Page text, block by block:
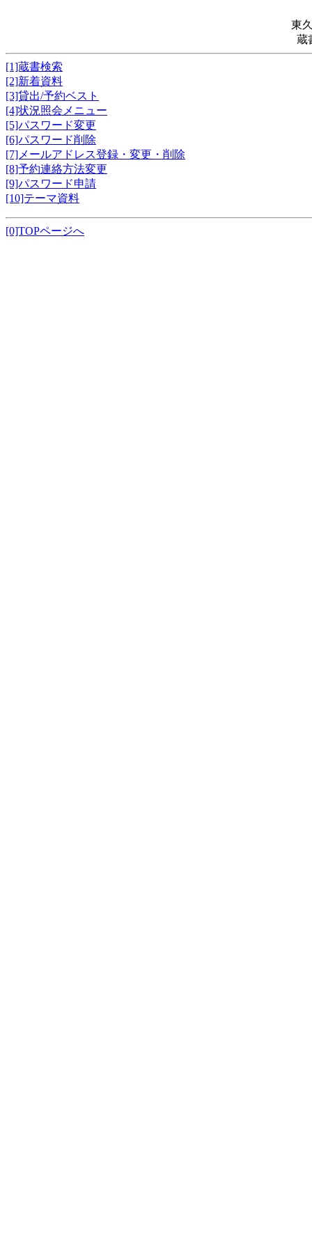
東
蔵
[1]蔵書検索
[2]新着資料
[3]貸出/予約ベスト
[4]状況照会メニュー
[5]パスワード変更
[6]パスワード削除
[7]メールアドレス登録・変更・削除
[8]予約連絡方法変更
[9]パスワード申請
[10]テーマ資料
[0]TOPページへ